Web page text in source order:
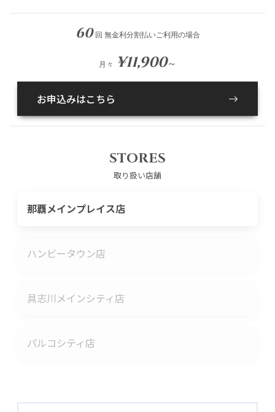
60 回 無金利分割払いご利用の場合
月々 ¥11,900～
お申込みはこちら
STORES
取り扱い店舗
那覇メインプレイス店
ハンビータウン店
具志川メインシティ店
パルコシティ店